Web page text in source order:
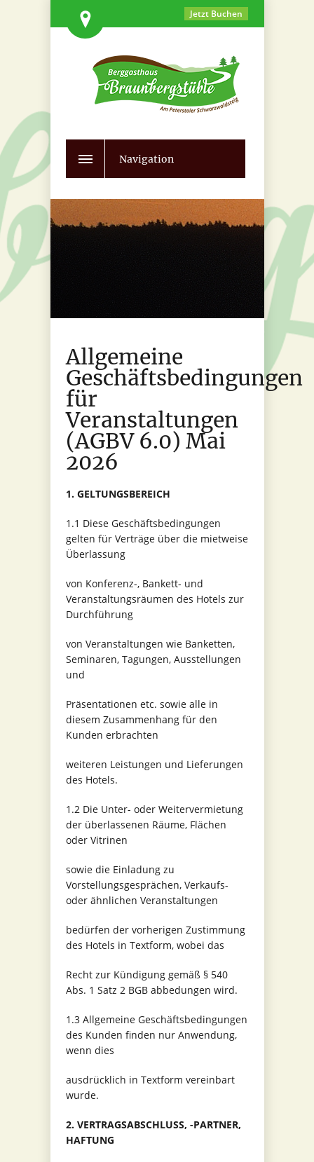
Jetzt Buchen
Navigation
Allgemeine
Geschäftsbedingungen
für
Veranstaltungen
(AGBV 6.0) Mai
2026
1. GELTUNGSBEREICH
1.1 Diese Geschäftsbedingungen
gelten für Verträge über die mietweise
Überlassung
von Konferenz-, Bankett- und
Veranstaltungsräumen des Hotels zur
Durchführung
von Veranstaltungen wie Banketten,
Seminaren, Tagungen, Ausstellungen
und
Präsentationen etc. sowie alle in
diesem Zusammenhang für den
Kunden erbrachten
weiteren Leistungen und Lieferungen
des Hotels.
1.2 Die Unter- oder Weitervermietung
der überlassenen Räume, Flächen
oder Vitrinen
sowie die Einladung zu
Vorstellungsgesprächen, Verkaufs-
oder ähnlichen Veranstaltungen
bedürfen der vorherigen Zustimmung
des Hotels in Textform, wobei das
Recht zur Kündigung gemäß § 540
Abs. 1 Satz 2 BGB abbedungen wird.
1.3 Allgemeine Geschäftsbedingungen
des Kunden finden nur Anwendung,
wenn dies
ausdrücklich in Textform vereinbart
wurde.
2. VERTRAGSABSCHLUSS, -PARTNER,
HAFTUNG